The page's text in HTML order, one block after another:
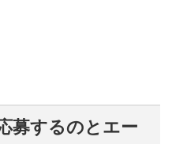
募するのとエー